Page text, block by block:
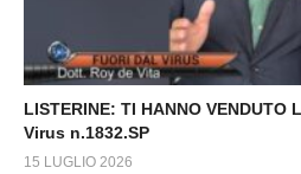
LISTERINE: TI HANNO VENDUTO
Virus n.1832.SP
15 LUGLIO 2026